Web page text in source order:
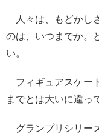
人々は、もどかし
のは、いつまでか。
い。
フィギュアスケー
までとは大いに違っ
グランプリシリー